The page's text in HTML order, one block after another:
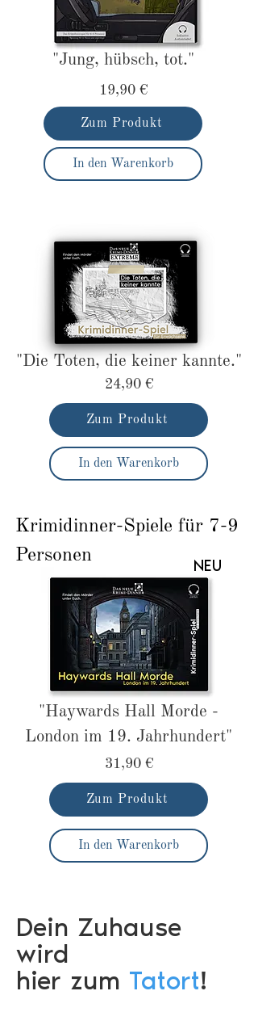
"Jung, hübsch, tot."
19,90 €
Zum Produkt
In den Warenkorb
"Die Toten, die keiner kannte."
24,90 €
Zum Produkt
In den Warenkorb
Krimidinner-Spiele für 7-9
Personen
NEU
"Haywards Hall Morde -
London im 19. Jahrhundert"
31,90 €
Zum Produkt
In den Warenkorb
Dein Zuhause
wird
hier zum Tatort!